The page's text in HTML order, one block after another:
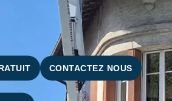
CONTACTEZ NOUS